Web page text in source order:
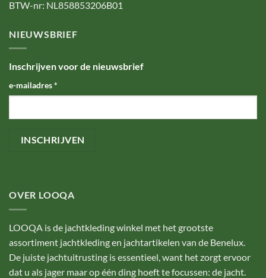
BTW-nr: NL858853206B01
NIEUWSBRIEF
Inschrijven voor de nieuwsbrief
e-mailadres*
OVER LOOQA
LOOQA is de jachtkleding winkel met het grootste
assortiment jachtkleding en jachtartikelen van de Benelux.
De juiste jachtuitrusting is essentieel, want het zorgt ervoor
dat u als jager maar op één ding hoeft te focussen: de jacht.